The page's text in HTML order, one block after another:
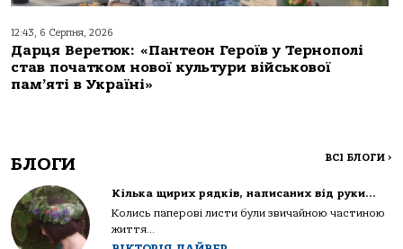
12:43, 6 Серпня, 2026
Дарця Веретюк: «Пантеон Героїв у Тернополі
став початком нової культури військової
пам’яті в Україні»
БЛОГИ ВСІ БЛОГИ >
Кілька щирих рядків, написаних від руки…
Колись паперові листи були звичайною частиною
життя...